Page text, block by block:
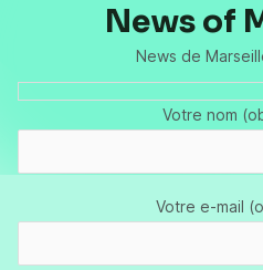
News of
News de
Votre nom
Votre e-mail